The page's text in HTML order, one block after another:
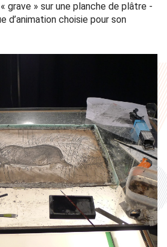
grave » sur une planche de plâtre -
d’animation choisie pour son